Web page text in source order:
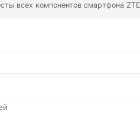
всех компонентов смартфона